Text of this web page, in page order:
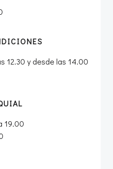
12.30 y desde las 14.00
19.00